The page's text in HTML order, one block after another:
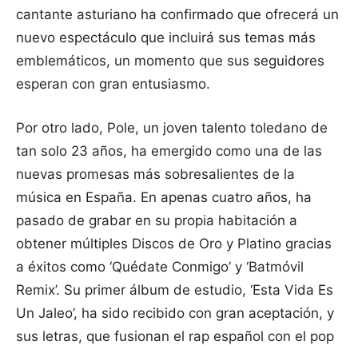
cantante asturiano ha confirmado que ofrecerá un
nuevo espectáculo que incluirá sus temas más
emblemáticos, un momento que sus seguidores
esperan con gran entusiasmo.
Por otro lado, Pole, un joven talento toledano de
tan solo 23 años, ha emergido como una de las
nuevas promesas más sobresalientes de la
música en España. En apenas cuatro años, ha
pasado de grabar en su propia habitación a
obtener múltiples Discos de Oro y Platino gracias
a éxitos como ‘Quédate Conmigo’ y ‘Batmóvil
Remix’. Su primer álbum de estudio, ‘Esta Vida Es
Un Jaleo’, ha sido recibido con gran aceptación, y
sus letras, que fusionan el rap español con el pop